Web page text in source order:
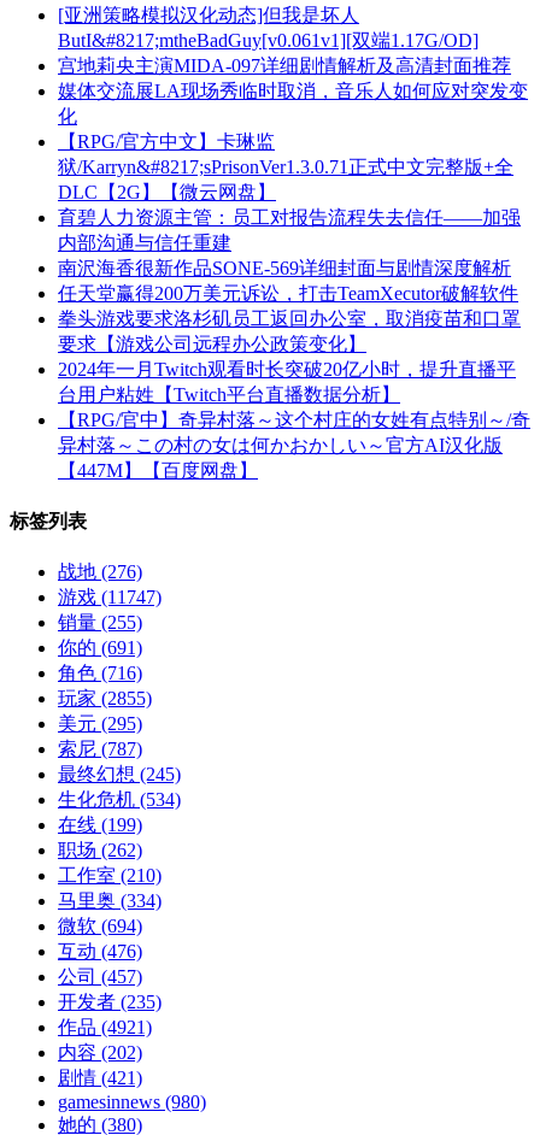
[亚洲策略模拟汉化动态]但我是坏人
ButI&#8217;mtheBadGuy[v0.061v1][双端1.17G/OD]
宫地莉央主演MIDA-097详细剧情解析及高清封面推荐
媒体交流展LA现场秀临时取消，音乐人如何应对突发变
化
【RPG/官方中文】卡琳监
狱/Karryn&#8217;sPrisonVer1.3.0.71正式中文完整版+全
DLC【2G】【微云网盘】
育碧人力资源主管：员工对报告流程失去信任——加强
内部沟通与信任重建
南沢海香很新作品SONE-569详细封面与剧情深度解析
任天堂赢得200万美元诉讼，打击TeamXecutor破解软件
拳头游戏要求洛杉矶员工返回办公室，取消疫苗和口罩
要求【游戏公司远程办公政策变化】
2024年一月Twitch观看时长突破20亿小时，提升直播平
台用户粘姓【Twitch平台直播数据分析】
【RPG/官中】奇异村落～这个村庄的女姓有点特别～/奇
异村落～この村の女は何かおかしい～官方AI汉化版
【447M】【百度网盘】
标签列表
战地 (276)
游戏 (11747)
销量 (255)
你的 (691)
角色 (716)
玩家 (2855)
美元 (295)
索尼 (787)
最终幻想 (245)
生化危机 (534)
在线 (199)
职场 (262)
工作室 (210)
马里奥 (334)
微软 (694)
互动 (476)
公司 (457)
开发者 (235)
作品 (4921)
内容 (202)
剧情 (421)
gamesinnews (980)
她的 (380)